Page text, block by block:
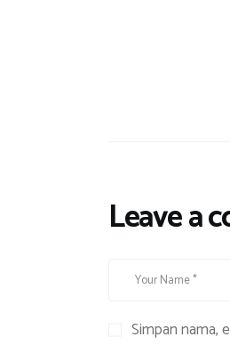
Leave a
Simpan nama,